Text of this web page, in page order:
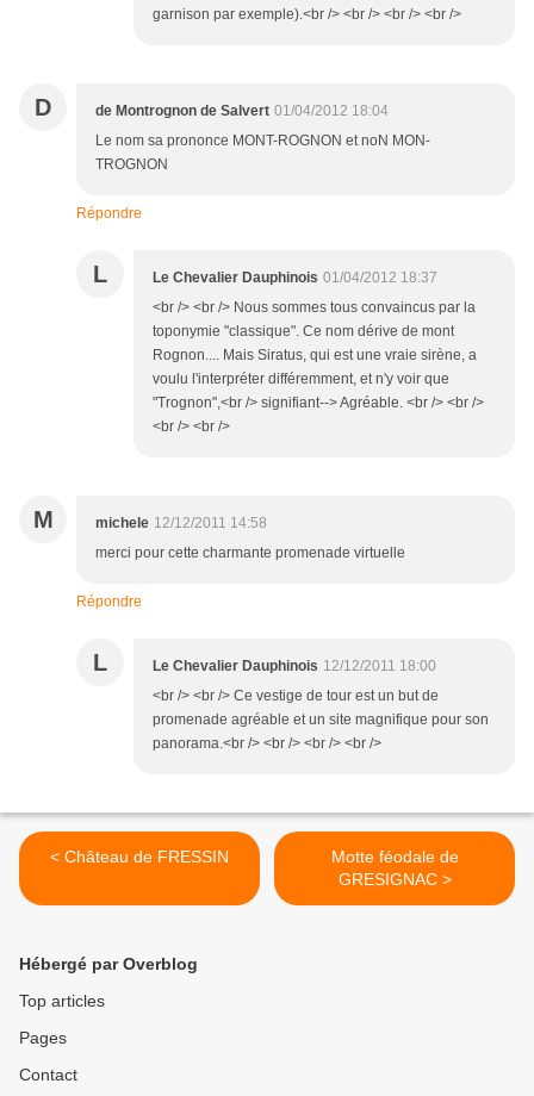
garnison par exemple).<br /> <br /> <br /> <br />
D de Montrognon de Salvert 01/04/2012 18:04
Le nom sa prononce MONT-ROGNON et noN MON-
TROGNON
Répondre
L Le Chevalier Dauphinois 01/04/2012 18:37
<br /> <br /> Nous sommes tous convaincus par la
toponymie "classique". Ce nom dérive de mont
Rognon.... Mais Siratus, qui est une vraie sirène, a
voulu l'interpréter différemment, et n'y voir que
"Trognon",<br /> signifiant--> Agréable. <br /> <br />
<br /> <br />
M michele 12/12/2011 14:58
merci pour cette charmante promenade virtuelle
Répondre
L Le Chevalier Dauphinois 12/12/2011 18:00
<br /> <br /> Ce vestige de tour est un but de
promenade agréable et un site magnifique pour son
panorama.<br /> <br /> <br /> <br />
< Château de FRESSIN
Motte féodale de
GRESIGNAC >
Hébergé par Overblog
Top articles
Pages
Contact